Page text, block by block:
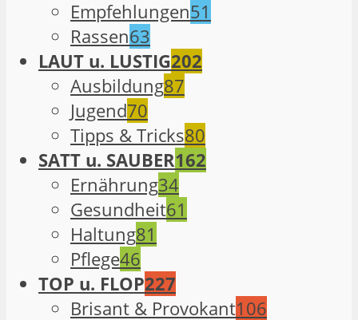
Empfehlungen51
Rassen63
LAUT u. LUSTIG202
Ausbildung87
Jugend70
Tipps & Tricks80
SATT u. SAUBER162
Ernährung34
Gesundheit61
Haltung81
Pflege46
TOP u. FLOP227
Brisant & Provokant106